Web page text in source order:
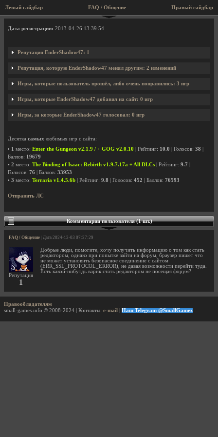
Левый сайдбар Правый сайдбар
FAQ / Общение
Профиль пользователя EnderShadow47
Дата регистрации: 2013-04-26 13:39:54
Репутация EnderShadow47: 1
Репутация, которую EnderShadow47 менял другим: 2 изменений
Игры, которые пользователь прошёл, либо очень понравились: 3 игр
Игры, которые EnderShadow47 добавил на сайт: 0 игр
Игры, за которые EnderShadow47 голосовал: 0 игр
Десятка самых любимых игр с сайта:
• 1 место: Enter the Gungeon v2.1.9 / + GOG v2.0.10 | Рейтинг: 10.0 | Голосов: 38
Баллов: 19679
• 2 место: The Binding of Isaac: Rebirth v1.9.7.17a + All DLCs | Рейтинг: 9.7
Голосов: 76 | Баллов: 33953
• 3 место: Terraria v1.4.5.6b | Рейтинг: 9.8 | Голосов: 452 | Баллов: 76593
Отправить ЛС
Комментарии пользователя (1 шт.)
FAQ / Общение | Дата 2024-12-03 07:27:29
Репутация
1
Добрые люди, помогите, хочу получить информацию о том как стать
редактором, однако при попытке зайти на форум, браузер пишет что
не может установить безопасное соединение с сайтом
(ERR_SSL_PROTOCOL_ERROR), не давая возможности перейти туда.
Есть какой-нибутдь варик стать редактором не посещая форум?
Правообладателям
small-games.info © 2008-2024 | Контакты: e-mail Наш Telegram @SmallGamez